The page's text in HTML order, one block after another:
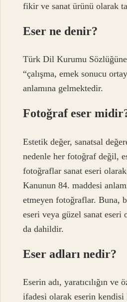
fikir ve sanat ürünü olarak
Eser ne denir?
Türk Dil Kurumu
“çalışma, emek sonucu
anlamına gelmektedir.
Fotoğraf eser
Estetik değer, sanatsal
nedenle her fotoğraf değil,
fotoğraflar sanat eseri
Kanunun 84. maddesi
etmeyen fotoğraflar. Buna,
eseri veya güzel sanat
da dahildir.
Eser adları nedir?
Eserin adı, yaratıcılığın ve
ifadesi olarak eserin